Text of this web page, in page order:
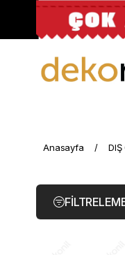
Anasayfa DIŞ
DIŞ